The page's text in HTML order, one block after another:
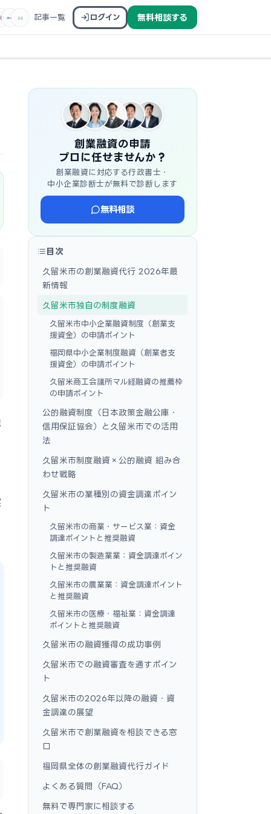
記事一覧 ログイン 無料相談する
創業融資の申請
プロに任せませんか？
創業融資に対応する行政書士・
中小企業診断士が無料で診断します
無料相談
目次
久留米市の創業融資代行 2026年最
新情報
久留米市独自の制度融資
久留米市中小企業融資制度（創業支
援資金）の申請ポイント
福岡県中小企業制度融資（創業者支
援資金）の申請ポイント
久留米商工会議所マル経融資の推薦枠
の申請ポイント
公的融資制度（日本政策金融公庫・
信用保証協会）と久留米市での活用
法
久留米市制度融資×公的融資 組み合
わせ戦略
久留米市の業種別の資金調達ポイン
ト
久留米市の商業・サービス業：資金
調達ポイントと推奨融資
久留米市の製造業業：資金調達ポイン
トと推奨融資
久留米市の農業業：資金調達ポイント
と推奨融資
久留米市の医療・福祉業：資金調達
ポイントと推奨融資
久留米市の融資獲得の成功事例
久留米市での融資審査を通すポイン
ト
久留米市の2026年以降の融資・資
金調達の展望
久留米市で創業融資を相談できる窓
口
福岡県全体の創業融資代行ガイド
よくある質問（FAQ）
無料で専門家に相談する